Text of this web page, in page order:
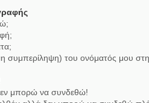
συμπερίληψη) του ονόματός μου στη
μπορώ να συνδεθώ!